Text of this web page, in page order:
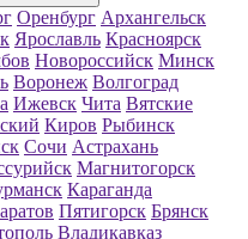
Оренбург Архангельск
Ярославль Красноярск
Новороссийск Минск
Воронеж Волгоград
Ижевск Чита Вятские
Киров Рыбинск
Сочи Астрахань
Магнитогорск
Караганда
Пятигорск Брянск
Владикавказ